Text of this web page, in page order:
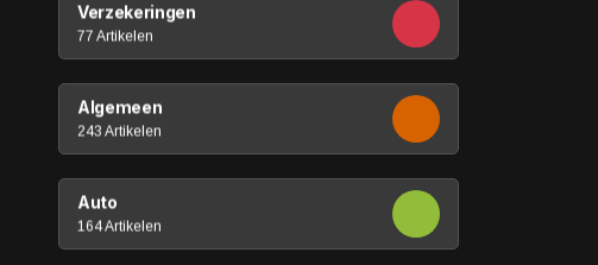
Verzekeringen
77 Artikelen
Algemeen
243 Artikelen
Auto
164 Artikelen